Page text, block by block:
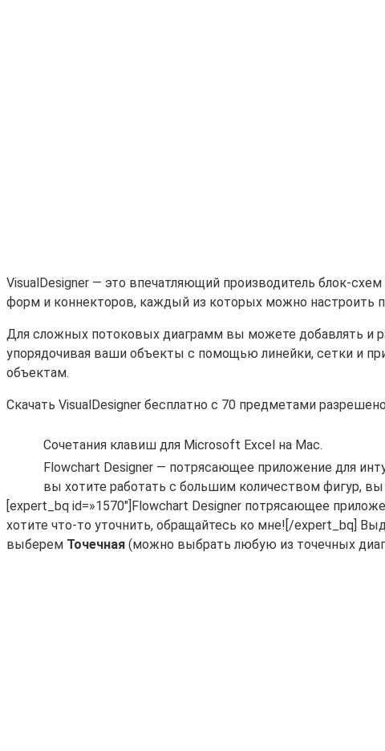
VisualDesigner — это впечатляющий производитель блок-
форм и коннекторов, каждый из которых можно настроить
Для сложных потоковых диаграмм вы можете добавлять и
упорядочивая ваши объекты с помощью линейки, сетки и
объектам.
Скачать VisualDesigner бесплатно с 70 предметами
Сочетания клавиш для Microsoft Excel на Mac.
Flowchart Designer — потрясающее приложение для
вы хотите работать с большим количеством фигур,
[expert_bq id=»1570″]Flowchart Designer потрясающее
хотите что-то уточнить, обращайтесь ко мне![/expert_bq]
выберем Точечная (можно выбрать любую из точечных